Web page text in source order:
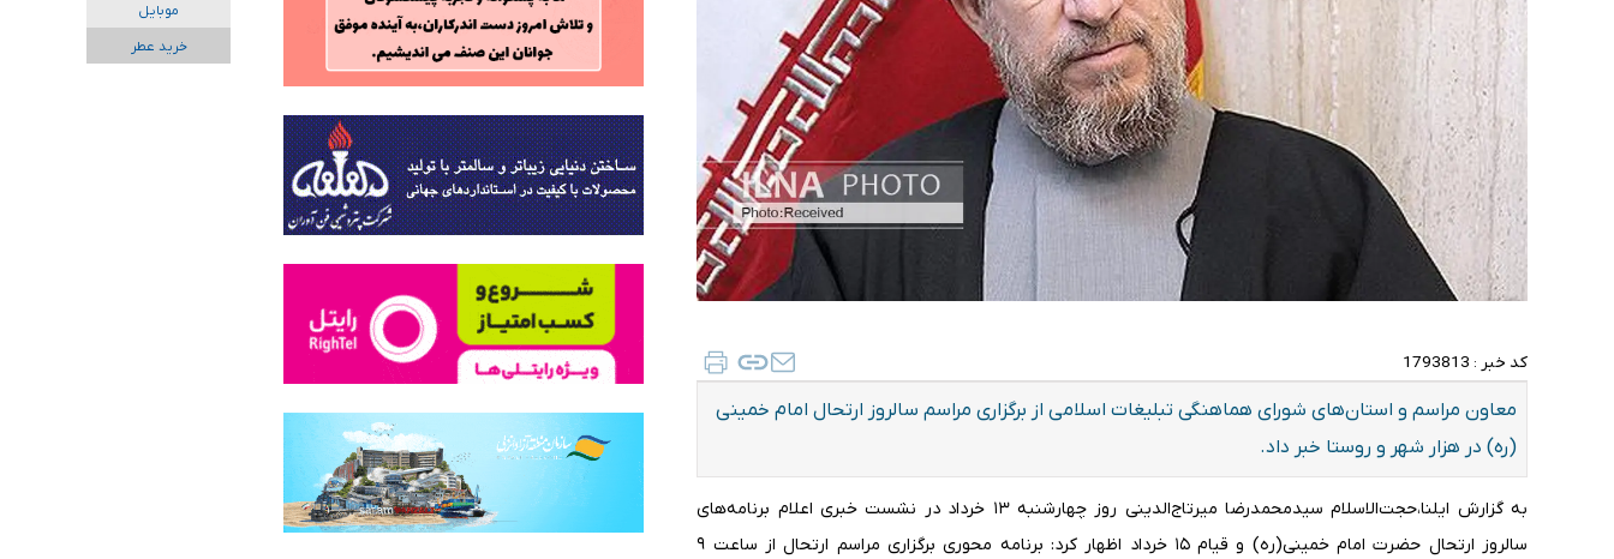
کد خبر : 1793813
معاون مراسم و استان‌های شورای هماهنگی تبلیغات اسلامی از برگزاری مراسم سالروز ارتحال امام خمینی
(ره) در هزار شهر و روستا خبر داد.
به گزارش ایلنا،حجت‌الاسلام سیدمحمدرضا میرتاج‌الدینی روز چهارشنبه ۱۳ خرداد در نشست خبری اعلام برنامه‌های
سالروز ارتحال حضرت امام خمینی(ره) و قیام ۱۵ خرداد اظهار کرد: برنامه محوری برگزاری مراسم ارتحال از ساعت ۹
موبایل
خرید عطر